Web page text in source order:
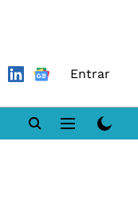
Entrar
DN LAB